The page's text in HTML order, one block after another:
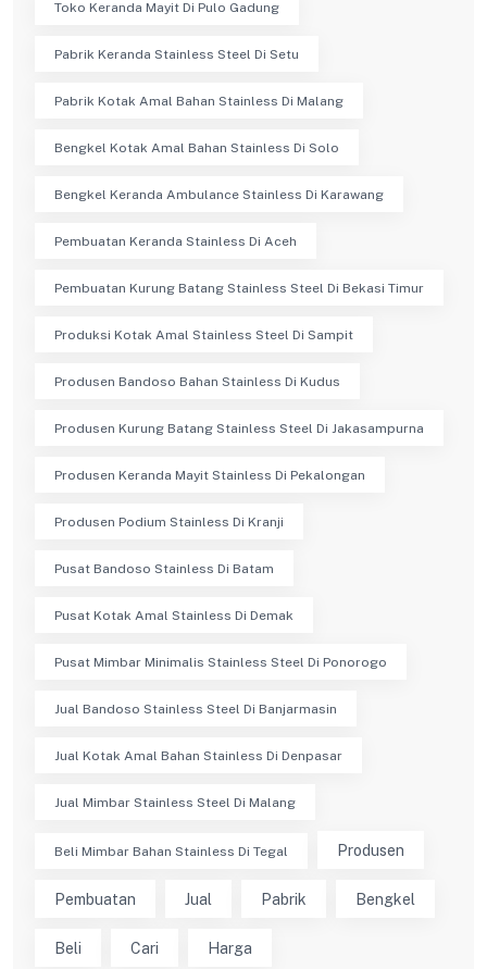
Toko Keranda Mayit Di Pulo Gadung
Pabrik Keranda Stainless Steel Di Setu
Pabrik Kotak Amal Bahan Stainless Di Malang
Bengkel Kotak Amal Bahan Stainless Di Solo
Bengkel Keranda Ambulance Stainless Di Karawang
Pembuatan Keranda Stainless Di Aceh
Pembuatan Kurung Batang Stainless Steel Di Bekasi Timur
Produksi Kotak Amal Stainless Steel Di Sampit
Produsen Bandoso Bahan Stainless Di Kudus
Produsen Kurung Batang Stainless Steel Di Jakasampurna
Produsen Keranda Mayit Stainless Di Pekalongan
Produsen Podium Stainless Di Kranji
Pusat Bandoso Stainless Di Batam
Pusat Kotak Amal Stainless Di Demak
Pusat Mimbar Minimalis Stainless Steel Di Ponorogo
Jual Bandoso Stainless Steel Di Banjarmasin
Jual Kotak Amal Bahan Stainless Di Denpasar
Jual Mimbar Stainless Steel Di Malang
Beli Mimbar Bahan Stainless Di Tegal Produsen
Pembuatan Jual Pabrik Bengkel
Beli Cari Harga